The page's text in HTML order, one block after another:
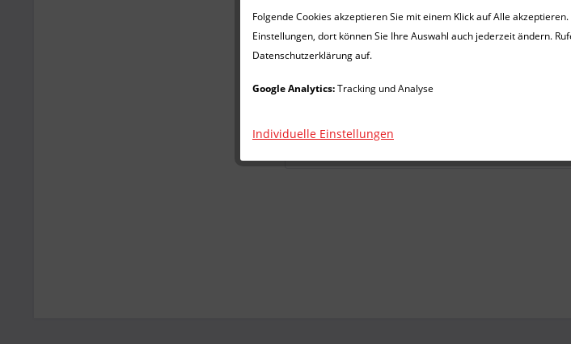
100x120,
13 x Holzpaletten
100x120, Brettstärke
Folgende Cookies akzeptieren Sie mit einem Klick auf Alle
Einstellungen, dort können Sie Ihre Auswahl auch jederzeit ändern.
Datenschutzerklärung auf.
Google Analytics:Tracking und Analyse
Individuelle Einstellungen